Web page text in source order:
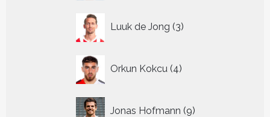
Luuk de Jong 3
producten
Orkun Kokcu 4
producten
Jonas Hofmann 9